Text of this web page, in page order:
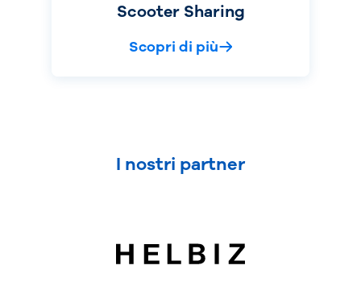
Scooter Sharing
Scopri di più
I nostri partner